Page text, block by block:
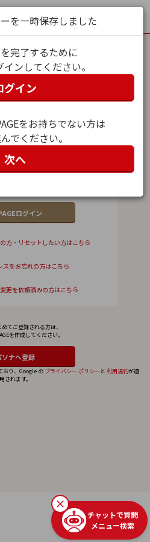
方・リセットしたい方はこちら
スをお忘れの方はこちら
更を依頼済みの方はこちら
てご登録される方は、
を作成してください。
おり、Google の プライバシー ポリシー と 利用規約が適
用されます。
を一時保存しました
完了するために
インしてください。
グイン
をお持ちでない方は
でください。
次へ
チャットで質問
メニュー検索